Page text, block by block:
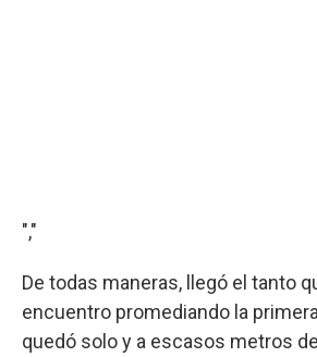
","
De todas maneras, llegó el tanto
encuentro promediando la
quedó solo y a escasos metros